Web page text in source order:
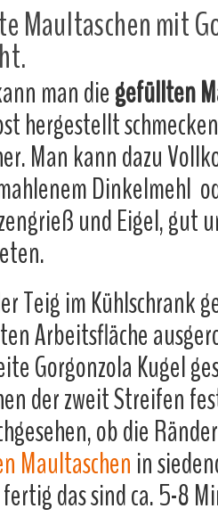
Maultaschen mit
man diegefüllten
hergestellt
Man kann dazu
Dinkelmehl
und Eigel, gut
Teig im Kühlschrank
Arbeitsfläche
Gorgonzola Kugel
der zweit Streifen
ob die
Maultaschen in
das sind ca. 5-8